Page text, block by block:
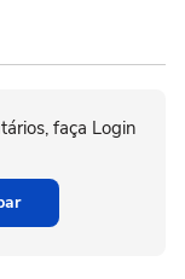
faça Login